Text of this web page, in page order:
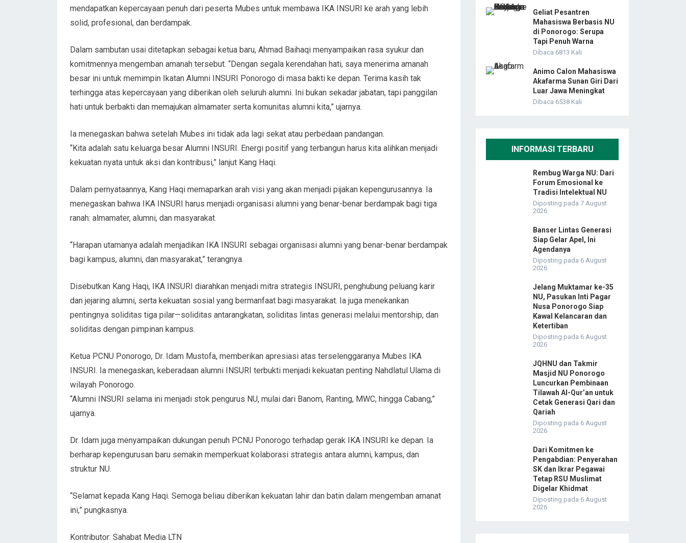
mendapatkan kepercayaan penuh dari peserta Mubes untuk membawa IKA INSURI ke arah yang lebih
solid, profesional, dan berdampak.
Dalam sambutan usai ditetapkan sebagai ketua baru, Ahmad Baihaqi menyampaikan rasa syukur dan
komitmennya mengemban amanah tersebut. “Dengan segala kerendahan hati, saya menerima amanah
besar ini untuk memimpin Ikatan Alumni INSURI Ponorogo di masa bakti ke depan. Terima kasih tak
terhingga atas kepercayaan yang diberikan oleh seluruh alumni. Ini bukan sekadar jabatan, tapi panggilan
hati untuk berbakti dan memajukan almamater serta komunitas alumni kita,” ujarnya.
Ia menegaskan bahwa setelah Mubes ini tidak ada lagi sekat atau perbedaan pandangan.
“Kita adalah satu keluarga besar Alumni INSURI. Energi positif yang terbangun harus kita alihkan menjadi
kekuatan nyata untuk aksi dan kontribusi,” lanjut Kang Haqi.
Dalam pernyataannya, Kang Haqi memaparkan arah visi yang akan menjadi pijakan kepengurusannya. Ia
menegaskan bahwa IKA INSURI harus menjadi organisasi alumni yang benar-benar berdampak bagi tiga
ranah: almamater, alumni, dan masyarakat.
“Harapan utamanya adalah menjadikan IKA INSURI sebagai organisasi alumni yang benar-benar berdampak
bagi kampus, alumni, dan masyarakat,” terangnya.
Disebutkan Kang Haqi, IKA INSURI diarahkan menjadi mitra strategis INSURI, penghubung peluang karir
dan jejaring alumni, serta kekuatan sosial yang bermanfaat bagi masyarakat. Ia juga menekankan
pentingnya soliditas tiga pilar—soliditas antarangkatan, soliditas lintas generasi melalui mentorship, dan
soliditas dengan pimpinan kampus.
Ketua PCNU Ponorogo, Dr. Idam Mustofa, memberikan apresiasi atas terselenggaranya Mubes IKA
INSURI. Ia menegaskan, keberadaan alumni INSURI terbukti menjadi kekuatan penting Nahdlatul Ulama di
wilayah Ponorogo.
“Alumni INSURI selama ini menjadi stok pengurus NU, mulai dari Banom, Ranting, MWC, hingga Cabang,”
ujarnya.
Dr. Idam juga menyampaikan dukungan penuh PCNU Ponorogo terhadap gerak IKA INSURI ke depan. Ia
berharap kepengurusan baru semakin memperkuat kolaborasi strategis antara alumni, kampus, dan
struktur NU.
“Selamat kepada Kang Haqi. Semoga beliau diberikan kekuatan lahir dan batin dalam mengemban amanat
ini,” pungkasnya.
Kontributor: Sahabat Media LTN
Geliat Pesantren
Mahasiswa Berbasis NU
di Ponorogo: Serupa
Tapi Penuh Warna
Dibaca 6813 Kali
Animo Calon Mahasiswa
Akafarma Sunan Giri Dari
Luar Jawa Meningkat
Dibaca 6538 Kali
INFORMASI TERBARU
Rembug Warga NU: Dari
Forum Emosional ke
Tradisi Intelektual NU
Diposting pada 7 August
2026
Banser Lintas Generasi
Siap Gelar Apel, Ini
Agendanya
Diposting pada 6 August
2026
Jelang Muktamar ke-35
NU, Pasukan Inti Pagar
Nusa Ponorogo Siap
Kawal Kelancaran dan
Ketertiban
Diposting pada 6 August
2026
JQHNU dan Takmir
Masjid NU Ponorogo
Luncurkan Pembinaan
Tilawah Al-Qur’an untuk
Cetak Generasi Qari dan
Qariah
Diposting pada 6 August
2026
Dari Komitmen ke
Pengabdian: Penyerahan
SK dan Ikrar Pegawai
Tetap RSU Muslimat
Digelar Khidmat
Diposting pada 6 August
2026